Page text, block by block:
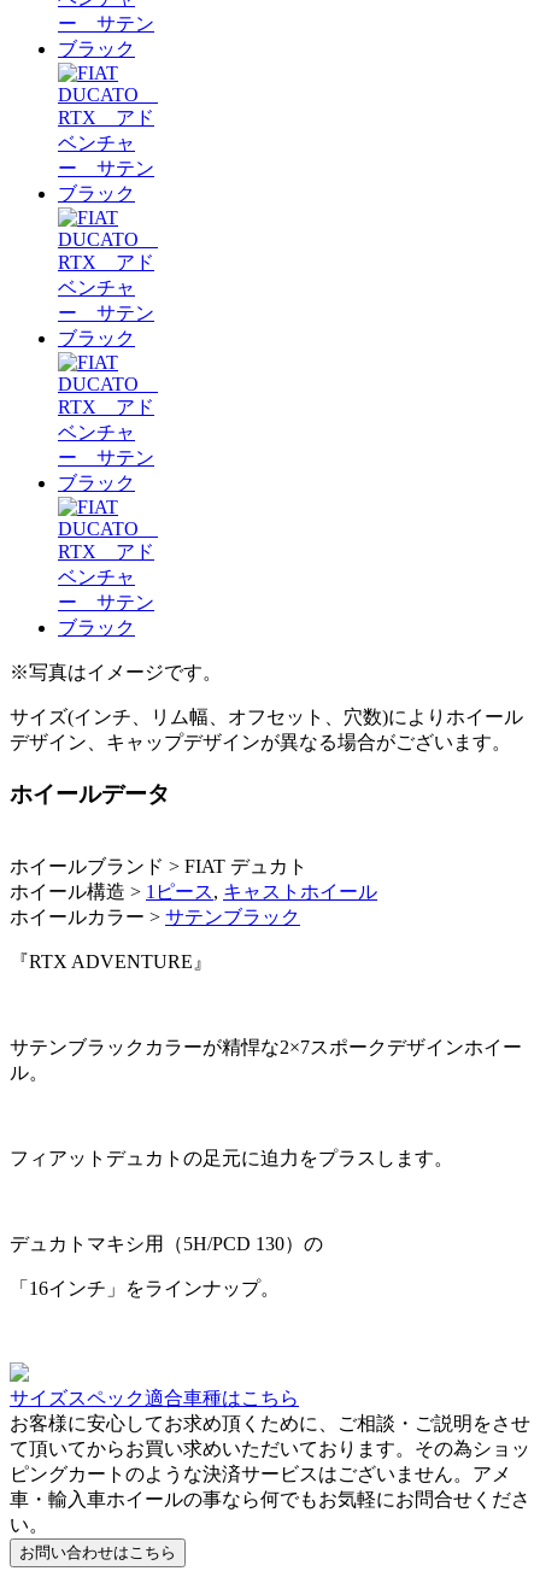
※写真はイメージです。
サイズ(インチ、リム幅、オフセット、穴数)によりホイール
デザイン、キャップデザインが異なる場合がございます。
ホイールデータ
ホイールブランド > FIAT デュカト
ホイール構造 > 1ピース, キャストホイール
ホイールカラー > サテンブラック
『RTX ADVENTURE』
サテンブラックカラーが精悍な2×7スポークデザインホイー
ル。
フィアットデュカトの足元に迫力をプラスします。
デュカトマキシ用（5H/PCD 130）の
「16インチ」をラインナップ。
サイズスペック適合車種はこちら
お客様に安心してお求め頂くために、ご相談・ご説明をさせ
て頂いてからお買い求めいただいております。その為ショッ
ピングカートのような決済サービスはございません。アメ
車・輸入車ホイールの事なら何でもお気軽にお問合せくださ
い。